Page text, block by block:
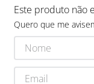
Este produto não
Quero que me